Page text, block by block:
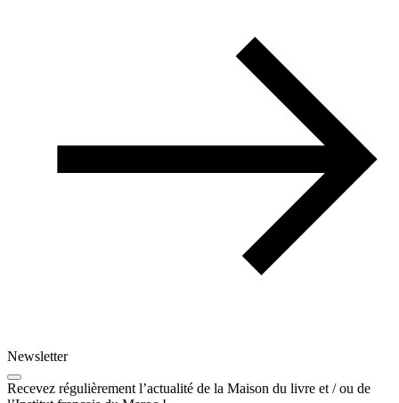
Newsletter
Recevez régulièrement l’actualité de la Maison du livre et / ou de